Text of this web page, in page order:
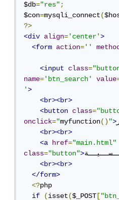
$db="res";
$con=mysqli_connect(
?>
<div
align='center'>
<form
action=''
<input class=
name='btn_search' value
'>
<br><br>
<button
class=
onclick="myfunction()">
<br><br>
<a
href="main.html"
class="button">
<br><br>
</form>
<?php
if
(isset($_POST [